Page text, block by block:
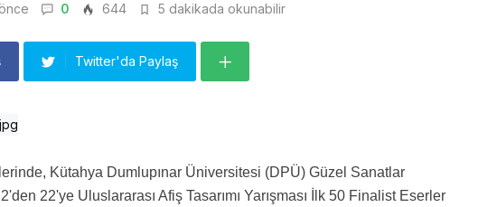
0 644 5 dakikada okunabilir
Twitter'da Paylaş
Kütahya Dumlupınar Üniversitesi (DPÜ) Güzel Sanatlar
22'ye Uluslararası Afiş Tasarımı Yarışması İlk 50 Finalist Eserler